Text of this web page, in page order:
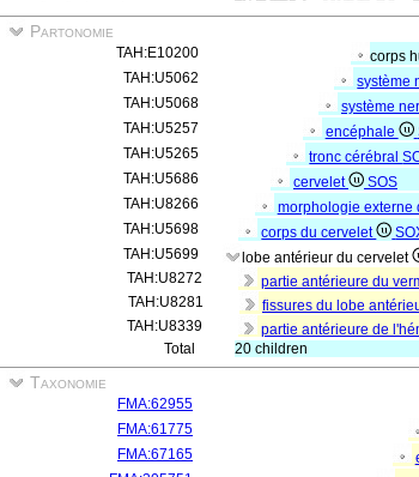
Partonomie
TAH:E10200
corps
TAH:U5062
système
TAH:U5068
système
TAH:U5257
encéphale
TAH:U5265
tronc cérébral
TAH:U5686
cervelet
SOS
TAH:U8266
morphologie externe
TAH:U5698
corps du cervelet
TAH:U5699
lobe antérieur du cervelet
TAH:U8272
partie antérieure du
TAH:U8281
fissures du lobe
TAH:U8339
partie antérieure de
Total
20 children
Taxonomie
FMA:62955
FMA:61775
FMA:67165